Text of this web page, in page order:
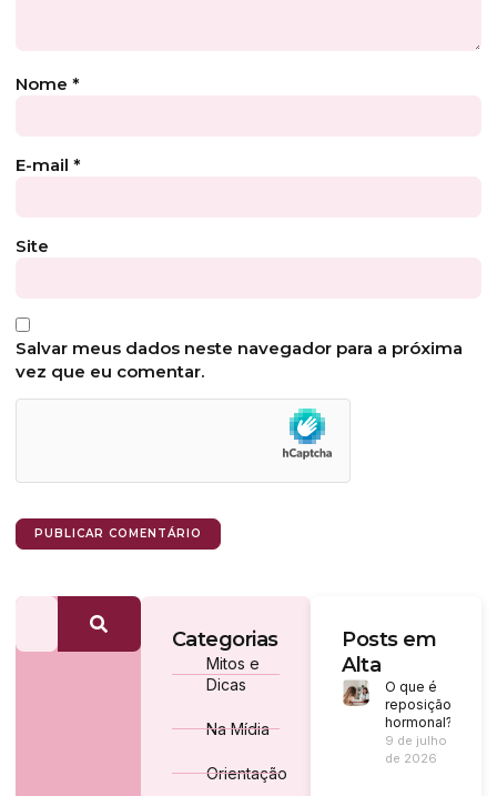
Nome *
E-mail *
Site
Salvar meus dados neste navegador para a próxima
vez que eu comentar.
Categorias
Mitos e
Dicas
Na Mídia
Orientação
Posts em
Alta
O que é
reposição
hormonal?
9 de julho
de 2026